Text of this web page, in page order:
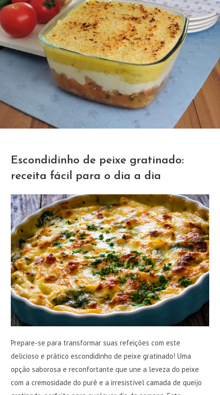
Escondidinho de peixe gratinado:
receita fácil para o dia a dia
Prepare-se para transformar suas refeições com este
delicioso e prático escondidinho de peixe gratinado! Uma
opção saborosa e reconfortante que une a leveza do peixe
com a cremosidade do purê e a irresistível camada de queijo